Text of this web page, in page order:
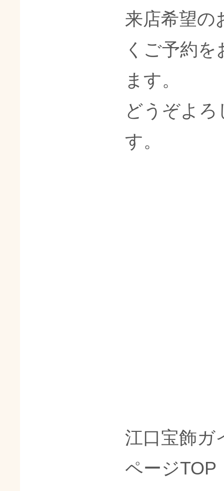
来店希望の
くご予約
ます。
どうぞよ
す。
江口宝飾ガ
ページTOP